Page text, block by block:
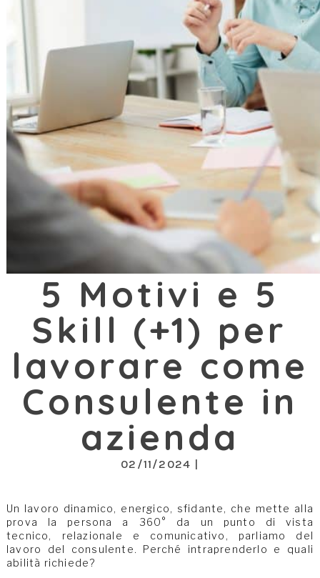
5 Motivi e 5
Skill (+1) per
lavorare come
Consulente in
azienda
02/11/2024 |
Un lavoro dinamico, energico, sfidante, che mette alla
prova la persona a 360° da un punto di vista
tecnico, relazionale e comunicativo, parliamo del
lavoro del consulente. Perché intraprenderlo e quali
abilità richiede?